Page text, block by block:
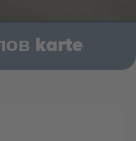
karte